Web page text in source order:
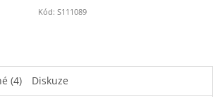
Kód: S111089
(4) Diskuze